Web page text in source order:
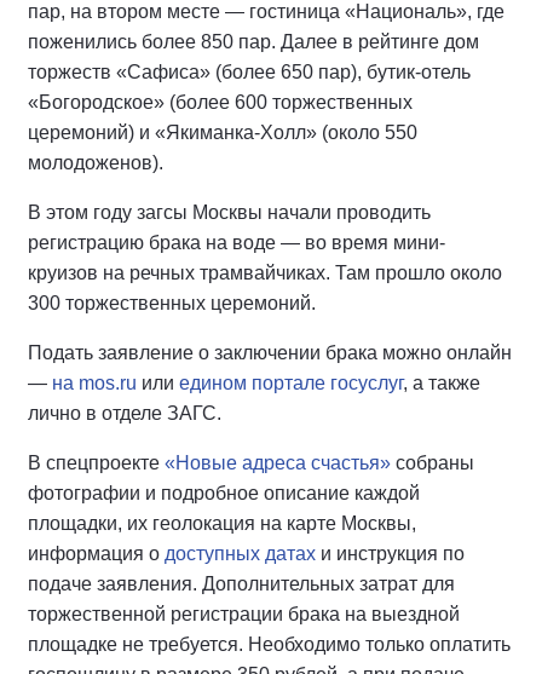
пар, на втором месте — гостиница «Националь», где
поженились более 850 пар. Далее в рейтинге дом
торжеств «Сафиса» (более 650 пар), бутик-отель
«Богородское» (более 600 торжественных
церемоний) и «Якиманка-Холл» (около 550
молодоженов).
В этом году загсы Москвы начали проводить
регистрацию брака на воде — во время мини-
круизов на речных трамвайчиках. Там прошло около
300 торжественных церемоний.
Подать заявление о заключении брака можно онлайн
— на mos.ru или едином портале госуслуг, а также
лично в отделе ЗАГС.
В спецпроекте «Новые адреса счастья» собраны
фотографии и подробное описание каждой
площадки, их геолокация на карте Москвы,
информация о доступных датах и инструкция по
подаче заявления. Дополнительных затрат для
торжественной регистрации брака на выездной
площадке не требуется. Необходимо только оплатить